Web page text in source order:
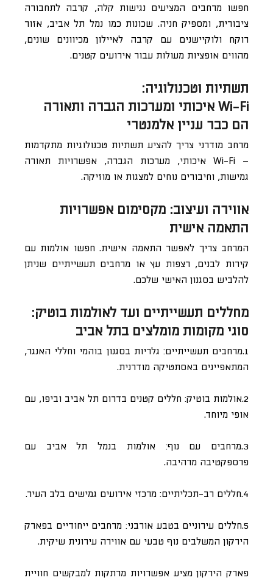
חפשו מרחבים המציעים נגישות קלה, קרבה לתחבורה
ציבורית, ומספיק חניה. שכונות כמו נמל תל אביב, אזור
רוקח ולוקיישנים עם קרבה לאיילון מכיוונים שונים,
מהווים אופציות מעולות עבור אירועים קטנים.
תשתיות וטכנולוגיה:
Wi-Fi איכותי ומערכות הגברה ותאורה
הם כבר עניין אלמנטרי
מרחב מודרני צריך להציע תשתיות טכנולוגיות מתקדמות
– Wi-Fi איכותי, מערכות הגברה, אפשרויות תאורה
גמישות, וחיבורים נוחים למצגות או מוזיקה.
אווירה ועיצוב: מקסימום אפשרויות
התאמה אישית
המרחב צריך לאפשר התאמה אישית. חפשו אולמות עם
קירות לבנים, רצפות עץ או מרחבים תעשייתיים שניתן
להלביש בסגנון האישי שלכם.
מחללים תעשייתיים ועד לאולמות בוטיק:
סוגי מקומות מומלצים בתל אביב
1.מרחבים תעשייתיים: גלריות בסגנון בוהמי וחללי האנגר,
המתאפיינים באסתטיקה מודרנית.
2.אולמות בוטיק: חללים קטנים בדרום תל אביב וביפו, עם
אופי מיוחד.
3.מרחבים עם נוף: אולמות בנמל תל אביב עם
פרספקטיבה מרהיבה.
4.חללים רב-תכליתיים: מרכזי אירועים גמישים בלב העיר.
5.חללים עירוניים בטבע אורבני: מרחבים ייחודיים בפארק
הירקון המשלבים נוף טבעי עם אווירה עירונית שיקית.
פארק הירקון מציע אפשרויות מרתקות למבקשים חוויית